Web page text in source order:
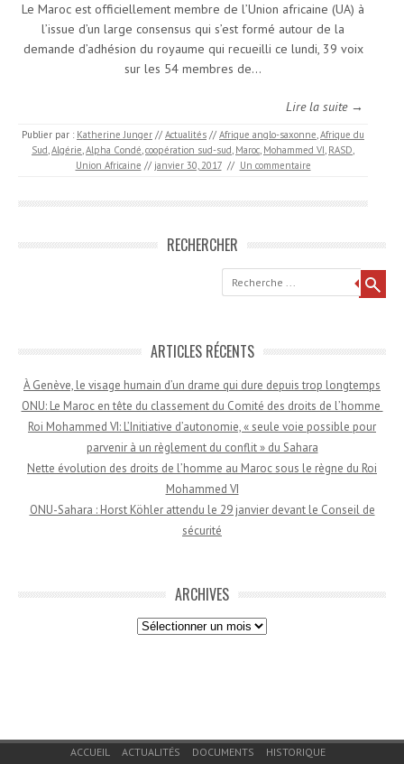
Le Maroc est officiellement membre de l’Union africaine (UA) à
l’issue d’un large consensus qui s’est formé autour de la
demande d’adhésion du royaume qui recueilli ce lundi, 39 voix
sur les 54 membres de…
Lire la suite →
Publier par : Katherine Junger // Actualités // Afrique anglo-saxonne,Afrique du
Sud,Algérie,Alpha Condé,coopération sud-sud, Maroc, Mohammed VI, RASD,
Union Africaine // janvier 30, 2017 // Un commentaire
RECHERCHER
Recherche
ARTICLES RÉCENTS
À Genève, le visage humain d’un drame qui dure depuis trop longtemps
ONU: Le Maroc en tête du classement du Comité des droits de l’homme
Roi Mohammed VI: L’Initiative d’autonomie, « seule voie possible pour
parvenir à un règlement du conflit » du Sahara
Nette évolution des droits de l’homme au Maroc sous le règne du Roi
Mohammed VI
ONU-Sahara : Horst Köhler attendu le 29 janvier devant le Conseil de
sécurité
ARCHIVES
Archives
Menu du bas de page
ACCUEIL ACTUALITÉS DOCUMENTS HISTORIQUE